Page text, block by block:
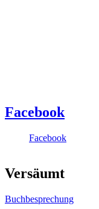
Facebook
Facebook
Versäumt
Buchbesprechung